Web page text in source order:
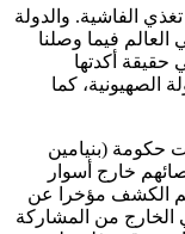
الفاشية. والدولة
فيما وصلنا
حقيقة أكدتها
الصهيونية، كما
(بنيامين
سياسياً عبر إقصائهم خارج أسوار
تم الكشف مؤخرا عن
الخارج من المشاركة